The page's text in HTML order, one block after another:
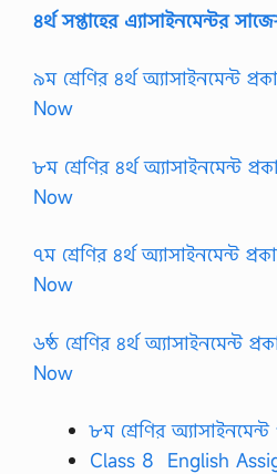
৪র্থ সপ্তাহের এ্যাসাইনমেন্টর
৯ম শ্রেণির ৪র্থ অ্যাসাইনমেন্ট
Now
৮ম শ্রেণির ৪র্থ অ্যাসাইনমেন্ট
Now
৭ম শ্রেণির ৪র্থ অ্যাসাইনমেন্ট
Now
৬ষ্ঠ শ্রেণির ৪র্থ অ্যাসাইনমেন্ট
Now
৮ম শ্রেণির অ্যাসাইনমেন্ট
Class 8 English